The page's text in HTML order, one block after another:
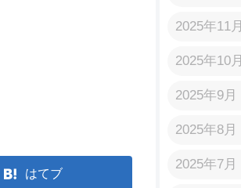
2025年11月
2025年10月
2025年9月
2025年8月
2025年7月